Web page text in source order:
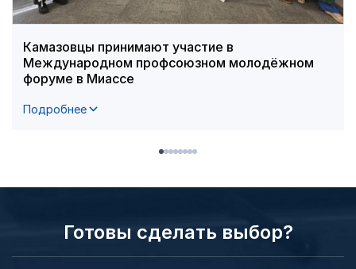
Камазовцы принимают участие в
Международном профсоюзном молодёжном
форуме в Миассе
Подробнее
Готовы сделать выбор?